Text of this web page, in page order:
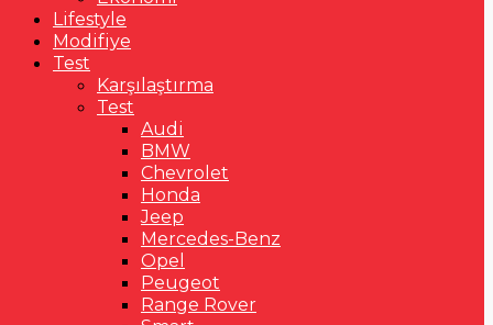
Lifestyle
Modifiye
Test
Karşılaştırma
Test
Audi
BMW
Chevrolet
Honda
Jeep
Mercedes-Benz
Opel
Peugeot
Range Rover